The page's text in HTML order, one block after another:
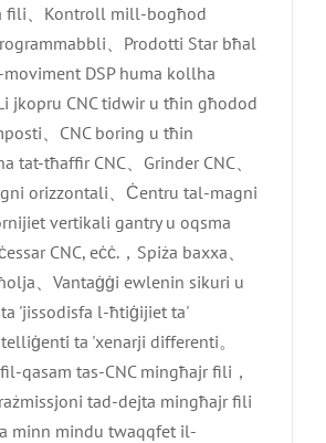
fili、Kontroll mill-bogħod
、Prodotti Star bħal
DSP huma kollha
jkopru CNC tidwir u tħin għodod
、CNC boring u tħin
tat-tħaffir CNC、Grinder CNC、
orizzontali、Ċentru tal-magni
vertikali gantry u oqsma
CNC, eċċ.，Spiża baxxa、
、Vantaġġi ewlenin sikuri u
'jissodisfa l-ħtiġijiet ta'
ta 'xenarji differenti。
qasam tas-CNC mingħajr fili，
tad-dejta mingħajr fili
minn mindu twaqqfet il-